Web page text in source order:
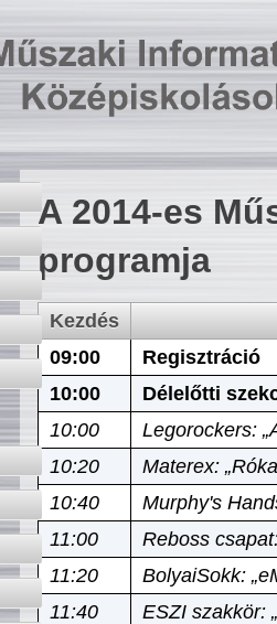
A 2014-es
programja
Kezdés
09:00
Regisztráció
10:00
Délelőtti
10:00
Legorockers:
10:20
Materex:
10:40
Murphy's
11:00
Reboss
11:20
BolyaiSokk:
11:40
ESZI szakkör: